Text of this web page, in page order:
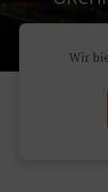
Wir